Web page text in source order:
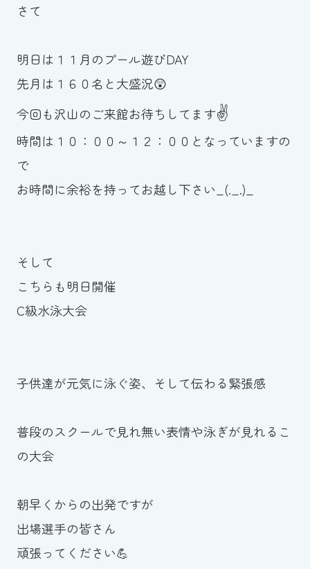
さて
明日は１１月のプール遊びDAY
先月は１６０名と大盛況😲
今回も沢山のご来館お待ちしてます✌️
時間は１０：００～１２：００となっていますの
で
お時間に余裕を持ってお越し下さい_(._.)_
そして
こちらも明日開催
C級水泳大会
子供達が元気に泳ぐ姿、そして伝わる緊張感
普段のスクールで見れ無い表情や泳ぎが見れるこ
の大会
朝早くからの出発ですが
出場選手の皆さん
頑張ってください💪